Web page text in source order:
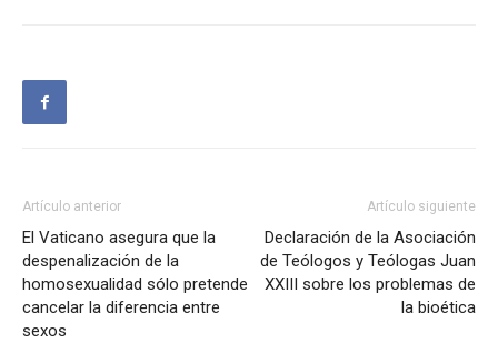
Artículo anterior
El Vaticano asegura que la
despenalización de la
homosexualidad sólo pretende
cancelar la diferencia entre
sexos
Artículo siguiente
Declaración de la Asociación
de Teólogos y Teólogas Juan
XXIII sobre los problemas de
la bioética